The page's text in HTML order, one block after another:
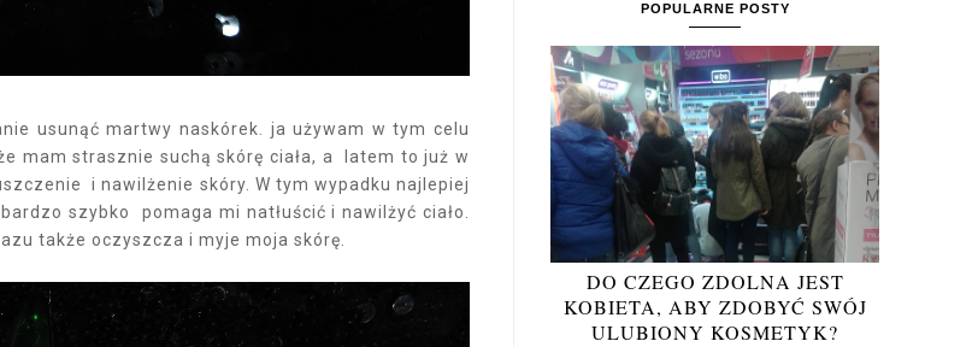
usunąć martwy naskórek. ja używam w tym celu
mam strasznie suchą skórę ciała, a latem to już w
i nawilżenie skóry. W tym wypadku najlepiej
szybko pomaga mi natłuścić i nawilżyć ciało.
także oczyszcza i myje moja skórę.
POPULARNE POSTY
DO CZEGO ZDOLNA JEST
KOBIETA, ABY ZDOBYĆ SWÓJ
ULUBIONY KOSMETYK?